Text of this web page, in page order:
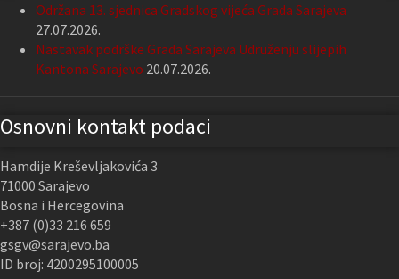
Održana 13. sjednica Gradskog vijeća Grada Sarajeva
27.07.2026.
Nastavak podrške Grada Sarajeva Udruženju slijepih
Kantona Sarajevo 20.07.2026.
Osnovni kontakt podaci
Hamdije Kreševljakovića 3
71000 Sarajevo
Bosna i Hercegovina
+387 (0)33 216 659
gsgv@sarajevo.ba
ID broj: 4200295100005